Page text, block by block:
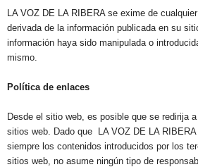
LA VOZ DE LA RIBERA se exime de
derivada de la información publicada en su
información haya sido manipulada o
mismo.
Política de enlaces
Desde el sitio web, es posible que se redirija
sitios web. Dado que LA VOZ DE LA RIBERA
siempre los contenidos introducidos por los
sitios web, no asume ningún tipo de